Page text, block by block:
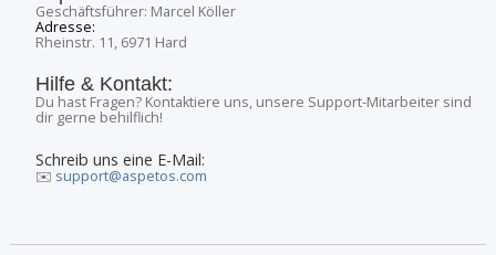
Geschäftsführer: Marcel Köller
Adresse:
Rheinstr. 11, 6971 Hard
Hilfe & Kontakt:
Du hast Fragen? Kontaktiere uns, unsere Support-Mitarbeiter sind
dir gerne behilflich!
Schreib uns eine E-Mail:
✉️ support@aspetos.com